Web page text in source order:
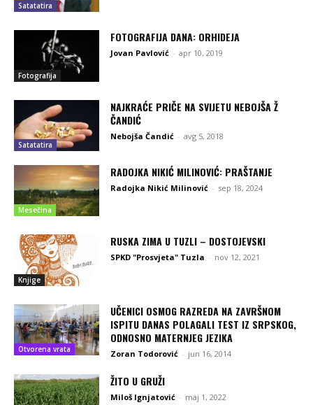
Satatatira
Fotografija
FOTOGRAFIJA DANA: ORHIDEJA
Jovan Pavlović - apr 10, 2019
Satatatira
NAJKRAĆE PRIČE NA SVIJETU NEBOJŠA Ž
ČANDIĆ
Nebojša Čandić - avg 5, 2018
Mesečina
RADOJKA NIKIĆ MILINOVIĆ: PRAŠTANJE
Radojka Nikić Milinović - sep 18, 2024
Knjige
RUSKA ZIMA U TUZLI – DOSTOJEVSKI
SPKD "Prosvjeta" Tuzla - nov 12, 2021
Otvorena vrata
UČENICI OSMOG RAZREDA NA ZAVRŠNOM
ISPITU DANAS POLAGALI TEST IZ SRPSKOG,
ODNOSNO MATERNJEG JEZIKA
Zoran Todorović - jun 16, 2014
ŽITO U GRUŽI
Miloš Ignjatović - maj 1, 2022